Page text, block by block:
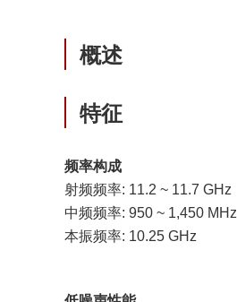
概述
特征
频率构成
射频频率: 11.2 ~ 11.7 GHz
中频频率: 950 ~ 1,450 MHz
本振频率: 10.25 GHz